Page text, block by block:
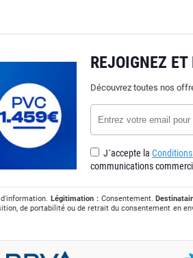
REJOIGNEZ
Découvrez toutes nos
J´accepte la
communications
Légitimation :Consentement.
de portabilité ou de retrait du consentement en